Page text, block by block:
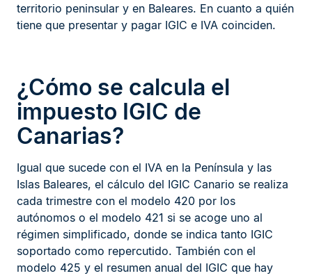
territorio peninsular y en Baleares. En cuanto a quién
tiene que presentar y pagar IGIC e IVA coinciden.
¿Cómo se calcula el
impuesto IGIC de
Canarias?
Igual que sucede con el IVA en la Península y las
Islas Baleares, el cálculo del IGIC Canario se realiza
cada trimestre con el modelo 420 por los
autónomos o el modelo 421 si se acoge uno al
régimen simplificado, donde se indica tanto IGIC
soportado como repercutido. También con el
modelo 425 y el resumen anual del IGIC que hay